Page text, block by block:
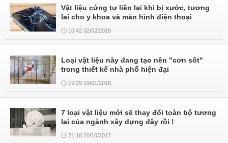
Vật liệu cứng tự liền lại khi bị xước, tương
lai cho y khoa và màn hình điện thoại
10:42 02/02/2018
Loại vật liệu này đang tạo nên "cơn sốt"
trong thiết kế nhà phố hiện đại
19:29 19/01/2018
7 loại vật liệu mới sẽ thay đổi toàn bộ tương
lai của ngành xây dựng đây rồi !
21:18 20/10/2017